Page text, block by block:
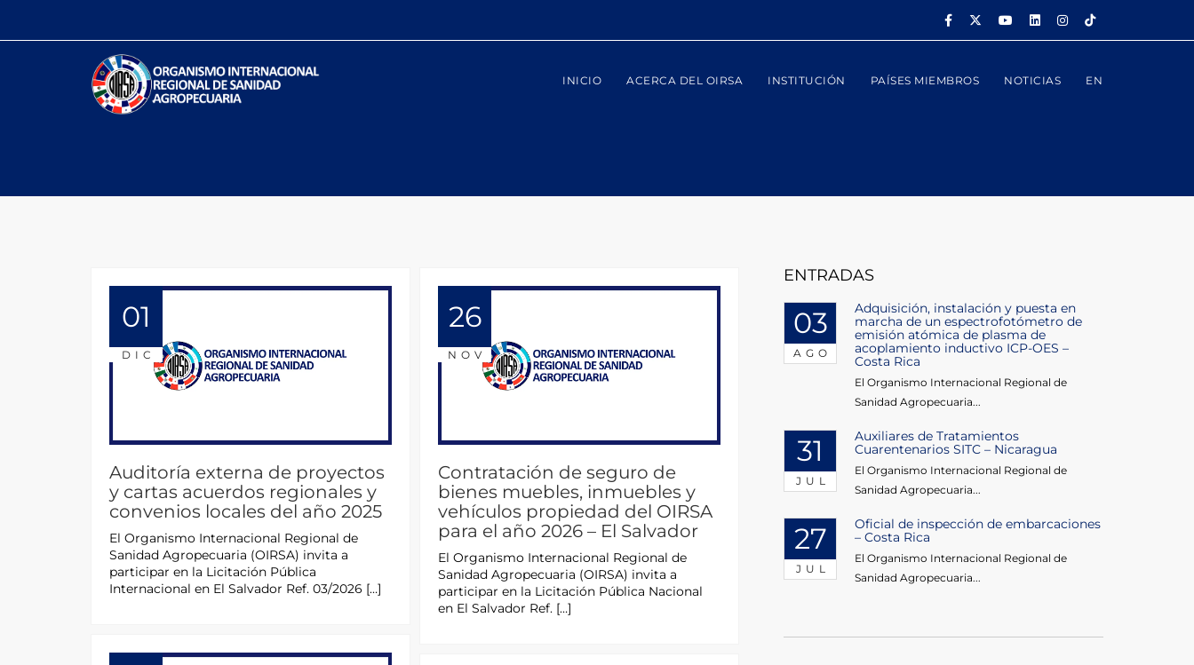
INICIO ACERCA DEL OIRSA INSTITUCIÓN PAÍSES MIEMBROS NOTICIAS EN
01
DIC
Auditoría externa de proyectos
y cartas acuerdos regionales y
convenios locales del año 2025
El Organismo Internacional Regional de
Sanidad Agropecuaria (OIRSA) invita a
participar en la Licitación Pública
Internacional en El Salvador Ref. 03/2026 […]
26
NOV
Contratación de seguro de
bienes muebles, inmuebles y
vehículos propiedad del OIRSA
para el año 2026 – El Salvador
El Organismo Internacional Regional de
Sanidad Agropecuaria (OIRSA) invita a
participar en la Licitación Pública Nacional
en El Salvador Ref. […]
ENTRADAS
03
AGO
Adquisición, instalación y puesta en
marcha de un espectrofotómetro de
emisión atómica de plasma de
acoplamiento inductivo ICP-OES –
Costa Rica
El Organismo Internacional Regional de
Sanidad Agropecuaria...
31
JUL
Auxiliares de Tratamientos
Cuarentenarios SITC – Nicaragua
El Organismo Internacional Regional de
Sanidad Agropecuaria...
27
JUL
Oficial de inspección de embarcaciones
– Costa Rica
El Organismo Internacional Regional de
Sanidad Agropecuaria...